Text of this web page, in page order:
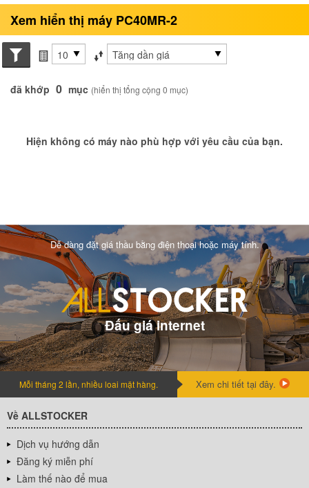
Xem hiển thị máy PC40MR-2
Search conditions
các mục mỗi trang
Sắp xếp theo
đã khớp 0 mục (hiển thị tổng cộng 0 mục)
Hiện không có máy nào phù hợp với yêu cầu của bạn.
Dễ dàng đặt giá thầu bằng điện thoại hoặc máy tính.
Đấu giá internet
Mỗi tháng 2 lần, nhiều loai mặt hàng. Xem chi tiết tại đây.
Về ALLSTOCKER
Dịch vụ hướng dẫn
Đăng ký miễn phí
Làm thế nào để mua